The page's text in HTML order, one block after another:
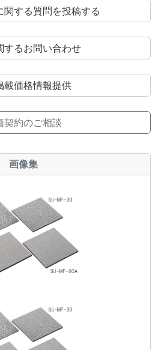
関する質問を投稿する
するお問い合わせ
載価格情報提供
契約のご相談
画像集